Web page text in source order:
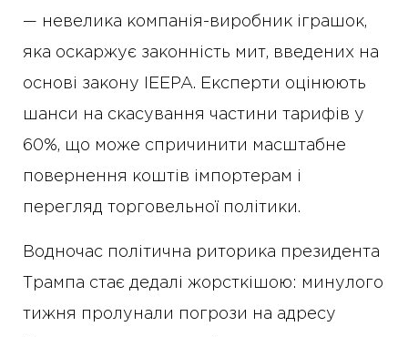
— невелика компанія-виробник іграшок,
яка оскаржує законність мит, введених на
основі закону IEEPA. Експерти оцінюють
шанси на скасування частини тарифів у
60%, що може спричинити масштабне
повернення коштів імпортерам і
перегляд торговельної політики.
Водночас політична риторика президента
Трампа стає дедалі жорсткішою: минулого
тижня пролунали погрози на адресу